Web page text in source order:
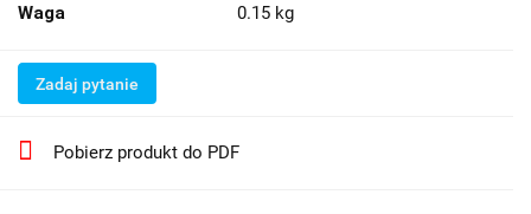
Waga 0.15 kg
Zadaj pytanie
Pobierz produkt do PDF